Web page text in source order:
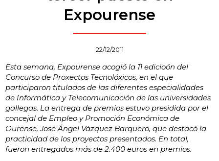
Expourense
22/12/2011
Esta semana, Expourense acogió la 11 edicioón del
Concurso de Proxectos Tecnolóxicos, en el que
participaron titulados de las diferentes especialidades
de Informática y Telecomunicación de las universidades
gallegas. La entrega de premios estuvo presidida por el
concejal de Empleo y Promoción Económica de
Ourense, José Ángel Vázquez Barquero, que destacó la
practicidad de los proyectos presentados. En total,
fueron entregados más de 2.400 euros en premios.